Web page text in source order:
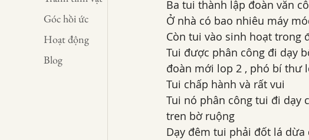
Góc hồi ức
Hoạt động
Blog
Ba tui thành lập đoàn văn
Ở nhà có bao nhiêu máy
Còn tui vào sinh hoạt trong
Tui được phân công đi dạy
đoàn mới lop 2 , phó bí thư
Tui chấp hành và rất vui
Tui nó phân công tui đi dạy
tren bờ ruộng
Dạy đêm tui phải đốt lá dừa